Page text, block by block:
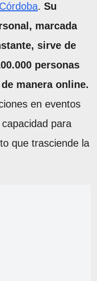
Córdoba. Su
marcada
sirve de
personas
manera online.
en eventos
para
que trasciende la